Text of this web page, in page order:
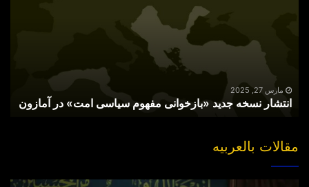
آمازونمارس 27, 2025
انتشار نسخه جدید «بازخوانی مفهوم سیاسی امت» در آمازون
مقالات بالعربیه